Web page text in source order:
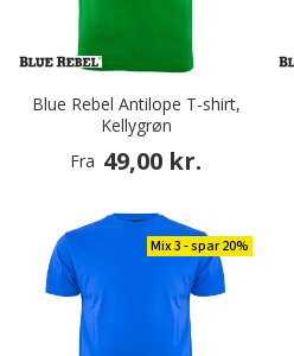
Blue Rebel Antilope T-shirt,
Kellygrøn
Fra 49,00 kr.
Mix 3 - spar 20%